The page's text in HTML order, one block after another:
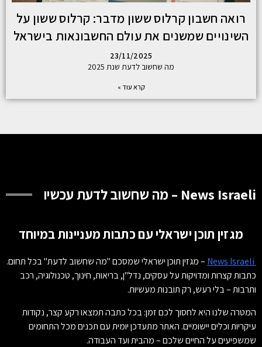
רואה חשבון קרלוס ששון מדבר: קרלוס ששון על
השינויים שמשנים את עולם החשבונאות בישראל
23/11/2025
מה שחשוב לדעת שנת 2025
קרא עוד »
News Israeli – מה שחשוב לדעת עכשיו
מגזין תוכן ישראלי עם כתבות מעניינות במיוחד
– מגזין תוכן ישראלי שמסכם "מה שחשוב לדעת" בכל תחום.
כתבות קצרות ומדויקות על עסקים, נדל"ן, בריאות, חינוך, טכנולוגיה, רכב
ותרבות – בלי רעש, רק תובנות מעשיות.
המטרה שלנו היא לחסוך לכם זמן: בכל כתבה תמצאו רקע קצר, נקודות
עיקריות וכלים יישומיים. האתר מתעדכן יומית עם תכנים מכל התחומים
שמשפיעים על החיים שלכם – מהבית ועד העבודה.